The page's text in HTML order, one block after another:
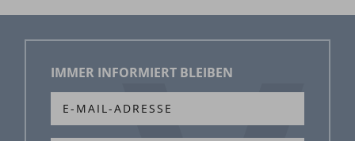
IMMER INFORMIERT BLEIBEN